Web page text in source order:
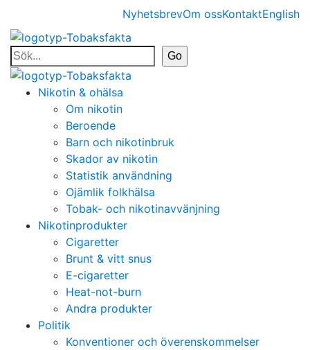
NyhetsbrevOm ossKontaktEnglish
Nikotin & ohälsa
Om nikotin
Beroende
Barn och nikotinbruk
Skador av nikotin
Statistik användning
Ojämlik folkhälsa
Tobak- och nikotinavvänjning
Nikotinprodukter
Cigaretter
Brunt & vitt snus
E-cigaretter
Heat-not-burn
Andra produkter
Politik
Konventioner och överenskommelser